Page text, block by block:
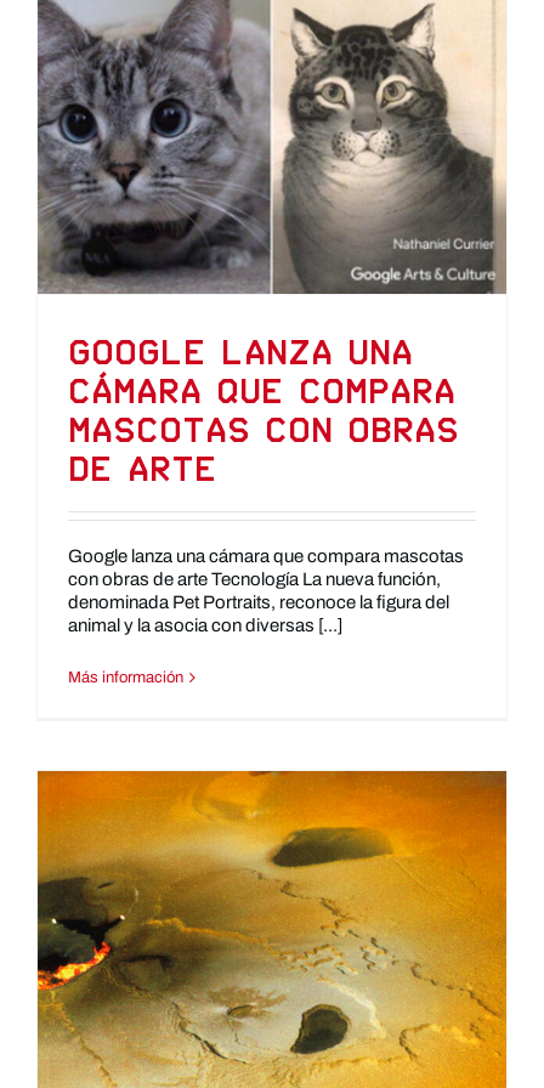
Google lanza una
cámara que compara
mascotas con obras
de arte
Google lanza una cámara que compara mascotas
con obras de arte Tecnología La nueva función,
denominada Pet Portraits, reconoce la figura del
animal y la asocia con diversas [...]
Más información